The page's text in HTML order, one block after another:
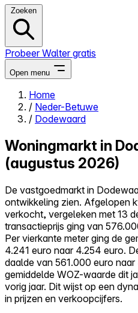
Zoeken
Probeer Walter gratis
Open menu
Close menu
Alles-in-één
Reviews
Prijzen
Log in
Probeer Walter gratis
Home
/ Neder-Betuwe
/ Dodewaard
Woningmarkt in
(augustus 2026)
De vastgoedmarkt in
ontwikkeling zien. Afgelopen
verkocht, vergeleken met 13
transactieprijs ging van
Per vierkante meter ging de
4.241 euro naar 4.254 euro.
daalde van 561.000 euro
gemiddelde WOZ-waarde dit
vorig jaar. Dit wijst op een
in prijzen en verkoopcijfers.